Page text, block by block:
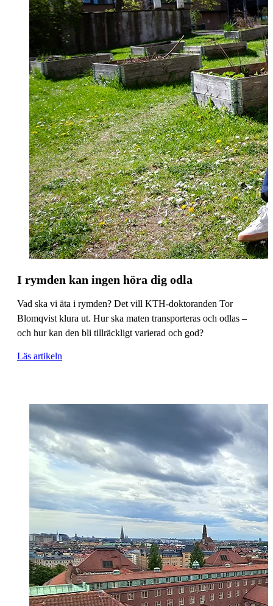
I rymden kan ingen höra dig odla
Vad ska vi äta i rymden? Det vill KTH-doktoranden Tor
Blomqvist klura ut. Hur ska maten transporteras och odlas –
och hur kan den bli tillräckligt varierad och god?
Läs artikeln